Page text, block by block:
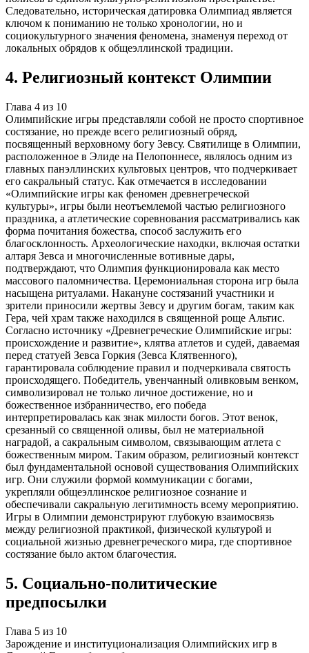
Следовательно, историческая датировка Олимпиад является
ключом к пониманию не только хронологии, но и
социокультурного значения феномена, знаменуя переход от
локальных обрядов к общеэллинской традиции.
4. Религиозный контекст Олимпии
Глава 4 из 10
Олимпийские игры представляли собой не просто спортивное
состязание, но прежде всего религиозный обряд,
посвященный верховному богу Зевсу. Святилище в Олимпии,
расположенное в Элиде на Пелопоннесе, являлось одним из
главных панэллинских культовых центров, что подчеркивает
его сакральный статус. Как отмечается в исследовании
«Олимпийские игры как феномен древнегреческой
культуры», игры были неотъемлемой частью религиозного
праздника, а атлетические соревнования рассматривались как
форма почитания божества, способ заслужить его
благосклонность. Археологические находки, включая остатки
алтаря Зевса и многочисленные вотивные дары,
подтверждают, что Олимпия функционировала как место
массового паломничества. Церемониальная сторона игр была
насыщена ритуалами. Накануне состязаний участники и
зрители приносили жертвы Зевсу и другим богам, таким как
Гера, чей храм также находился в священной роще Альтис.
Согласно источнику «Древнегреческие Олимпийские игры:
происхождение и развитие», клятва атлетов и судей, даваемая
перед статуей Зевса Горкия (Зевса Клятвенного),
гарантировала соблюдение правил и подчеркивала святость
происходящего. Победитель, увенчанный оливковым венком,
символизировал не только личное достижение, но и
божественное избранничество, его победа
интерпретировалась как знак милости богов. Этот венок,
срезанный со священной оливы, был не материальной
наградой, а сакральным символом, связывающим атлета с
божественным миром. Таким образом, религиозный контекст
был фундаментальной основой существования Олимпийских
игр. Они служили формой коммуникации с богами,
укрепляли общеэллинское религиозное сознание и
обеспечивали сакральную легитимность всему мероприятию.
Игры в Олимпии демонстрируют глубокую взаимосвязь
между религиозной практикой, физической культурой и
социальной жизнью древнегреческого мира, где спортивное
состязание было актом благочестия.
5. Социально-политические
предпосылки
Глава 5 из 10
Зарождение и институционализация Олимпийских игр в